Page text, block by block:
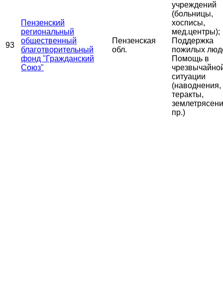
93
Пензенский
региональный
общественный
благотворительный
фонд "Гражданский
Союз"
Пензенская
обл.
учреждений
(больницы,
хосписы,
мед.центры);
Поддержка
пожилых
Помощь в
ситуации
(наводнения,
теракты,
пр.)